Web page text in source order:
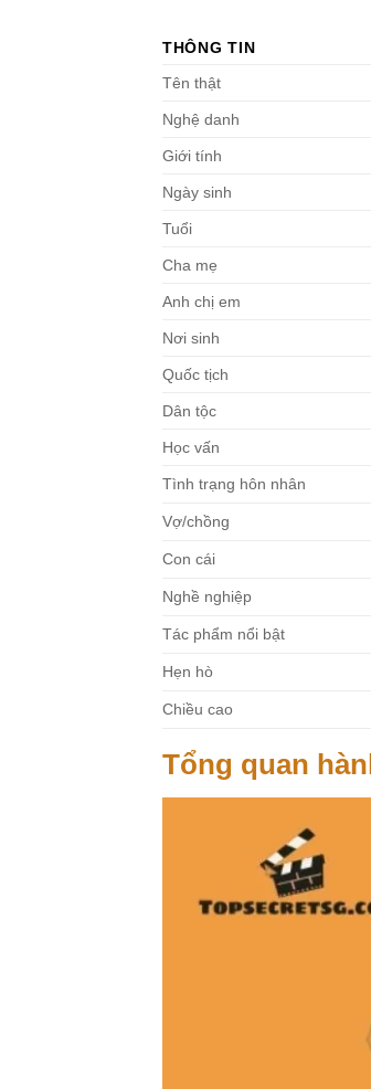
THÔNG TIN
Tên thật
Nghệ danh
Giới tính
Ngày sinh
Tuổi
Cha mẹ
Anh chị em
Nơi sinh
Quốc tịch
Dân tộc
Học vấn
Tình trạng hôn nhân
Vợ/chồng
Con cái
Nghề nghiệp
Tác phẩm nổi bật
Hẹn hò
Chiều cao
Tổng quan